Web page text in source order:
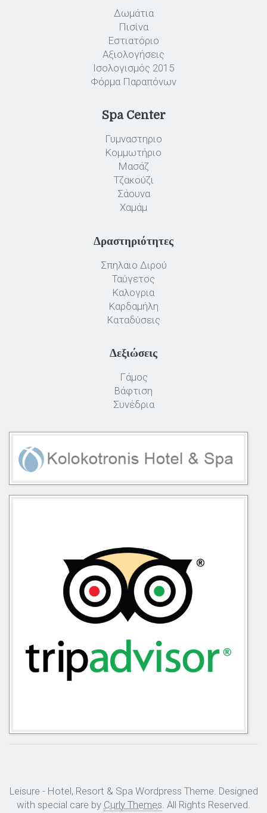
Δωμάτια
Πισίνα
Εστιατόριο
Αξιολογήσεις
Ισολογισμός 2015
Φόρμα Παραπόνων
Spa Center
Γυμναστηριο
Κομμωτήριο
Μασάζ
Τζακούζι
Σάουνα
Χαμάμ
Δραστηριότητες
Σπηλαιο Διρού
Ταύγετος
Καλογρια
Καρδαμήλη
Καταδύσεις
Δεξιώσεις
Γάμος
Βάφτιση
Συνέδρια
Leisure - Hotel, Resort & Spa Wordpress Theme. Designed
with special care by Curly Themes . All Rights Reserved.